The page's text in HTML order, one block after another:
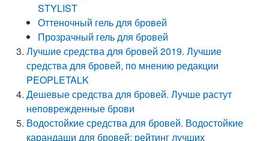
STYLIST
Оттеночный гель для бровей
Прозрачный гель для бровей
Лучшие средства для бровей 2019. Лучшие
средства для бровей, по мнению редакции
PEOPLETALK
Дешевые средства для бровей. Лучше растут
неповрежденные брови
Водостойкие средства для бровей. Водостойкие
карандаши для бровей: рейтинг лучших